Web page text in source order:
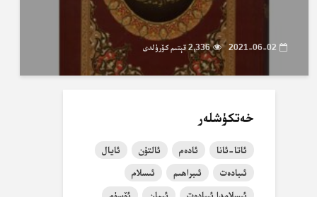
2021-06-02 2,336 قېتىم كۆرۈلدى
خەتكۈشلەر
ئاتا-ئانا ئادەم ئالتۇن
ئايال
ئىبادەت
ئىبراھىم
ئىسلام